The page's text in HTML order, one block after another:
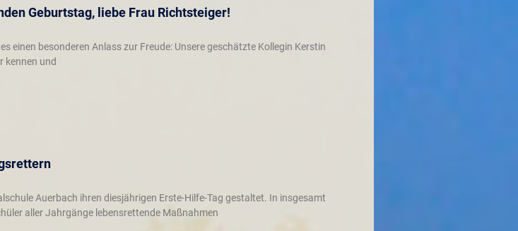
Geburtstag, liebe Frau Richtsteiger!
einen besonderen Anlass zur Freude: Unsere geschätzte Kollegin Kerstin
kennen und
Auerbach ihren diesjährigen Erste-Hilfe-Tag gestaltet. In insgesamt
aller Jahrgänge lebensrettende Maßnahmen